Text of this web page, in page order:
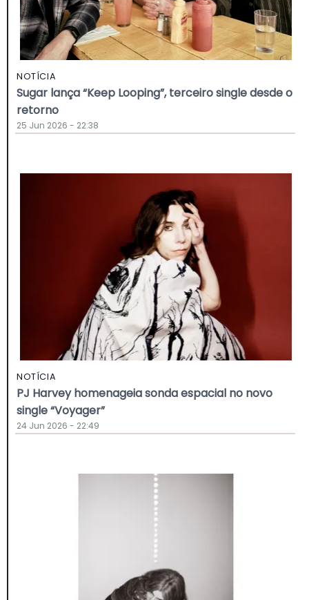
NOTÍCIA
Sugar lança “Keep Looping”, terceiro single desde o
retorno
25 Jun 2026 - 22:38
NOTÍCIA
PJ Harvey homenageia sonda espacial no novo
single “Voyager”
24 Jun 2026 - 22:49